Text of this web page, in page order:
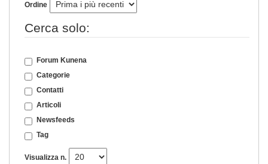
Ordine
Cerca solo:
Forum Kunena
Categorie
Contatti
Articoli
Newsfeeds
Tag
Visualizza n.